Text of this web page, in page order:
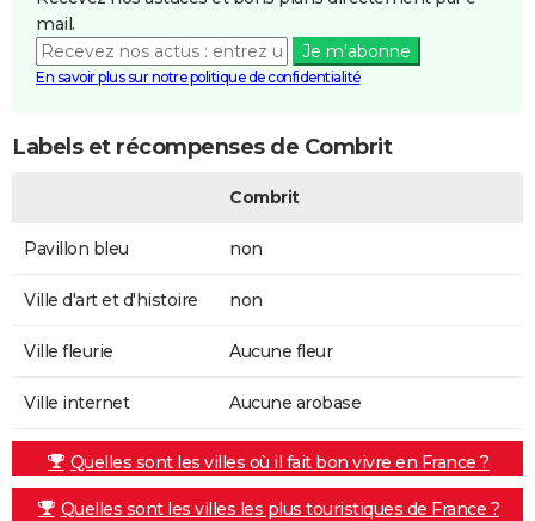
mail.
Je m'abonne
En savoir plus sur notre politique de confidentialité
Labels et récompenses de Combrit
Combrit
Pavillon bleu non
Ville d'art et d'histoire non
Ville fleurie Aucune fleur
Ville internet Aucune arobase
Quelles sont les villes où il fait bon vivre en France ?
Quelles sont les villes les plus touristiques de France ?